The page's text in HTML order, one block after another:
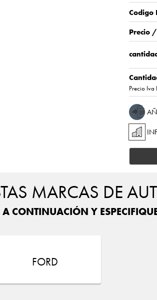
Codigo
Precio
Precio Iva
MARCAS DE
CONTINUACIÓN Y
FORD